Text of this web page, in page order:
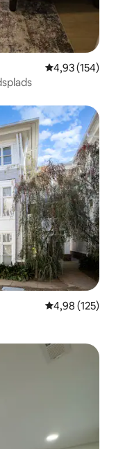
4,93 ud af 5 i
4,93 (154)
4,98 ud af 5 i
4,98 (125)